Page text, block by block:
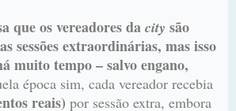
que os vereadores da city são
sessões extraordinárias, mas isso
muito tempo – salvo engano,
época sim, cada vereador recebia
reais) por sessão extra, embora